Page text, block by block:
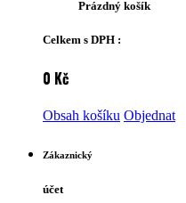
Prázdný košík
Celkem s DPH :
0 Kč
Obsah košíku Objednat
Zákaznický
účet